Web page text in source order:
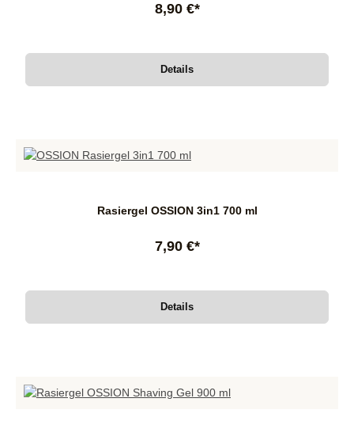
8,90 €*
Details
Rasiergel OSSION 3in1 700 ml
7,90 €*
Details